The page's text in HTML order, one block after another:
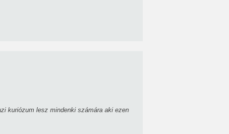
kuriózum lesz mindenki számára aki ezen